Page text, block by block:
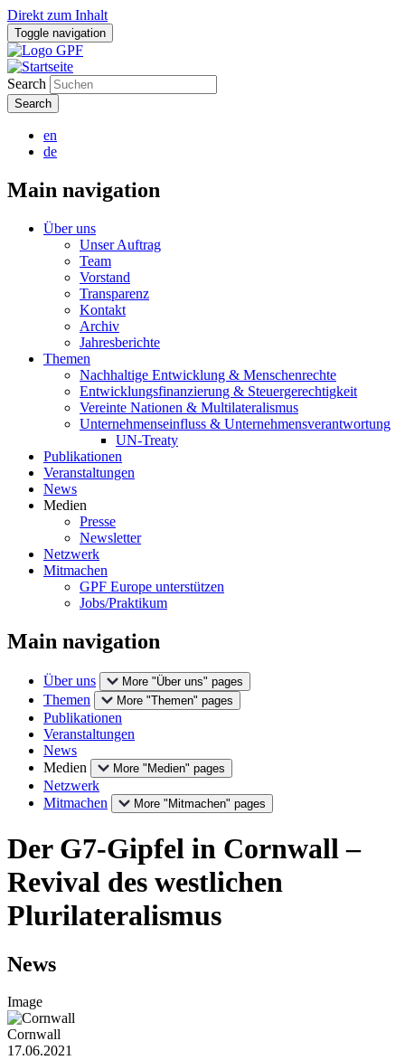
Direkt zum Inhalt
Toggle navigation
Search
en
de
Main navigation
Über uns
Unser Auftrag
Team
Vorstand
Transparenz
Kontakt
Archiv
Jahresberichte
Themen
Nachhaltige Entwicklung & Menschenrechte
Entwicklungsfinanzierung & Steuergerechtigkeit
Vereinte Nationen & Multilateralismus
Unternehmenseinfluss & Unternehmensverantwortung
UN-Treaty
Publikationen
Veranstaltungen
News
Medien
Presse
Newsletter
Netzwerk
Mitmachen
GPF Europe unterstützen
Jobs/Praktikum
Main navigation
Über uns More "Über uns" pages
Themen More "Themen" pages
Publikationen
Veranstaltungen
News
Medien
More "Medien" pages
Netzwerk
Mitmachen
More "Mitmachen" pages
Der G7-Gipfel in Cornwall –
Revival des westlichen
Plurilateralismus
News
Image
Cornwall
17.06.2021